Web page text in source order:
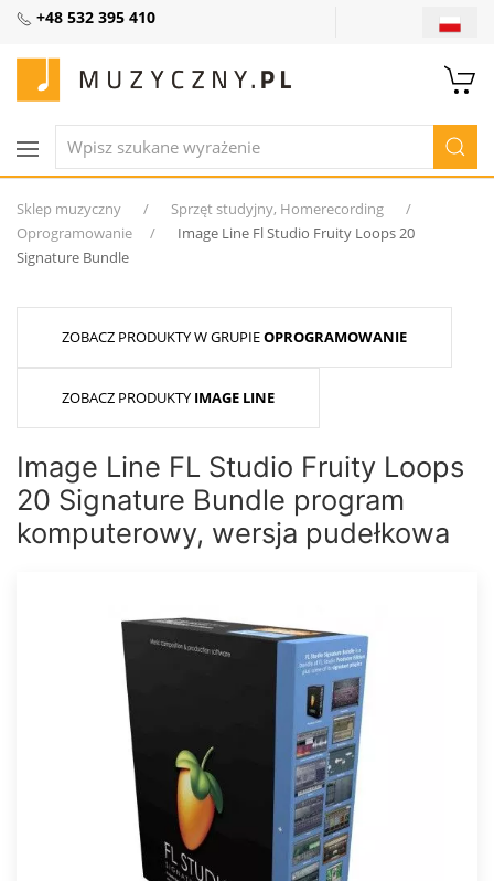
+48 532 395 410
Sklep muzyczny
Sprzęt studyjny, Homerecording
Oprogramowanie
Image Line Fl Studio Fruity Loops 20
Signature Bundle
ZOBACZ PRODUKTY W GRUPIEOPROGRAMOWANIE
ZOBACZ PRODUKTY IMAGE LINE
Image Line FL Studio Fruity Loops
20 Signature Bundle program
komputerowy, wersja pudełkowa